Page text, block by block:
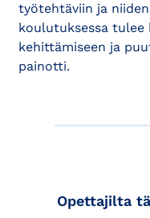
työtehtäviin ja
koulutuksessa tulee
kehittämiseen ja
painotti.
Opettajilta